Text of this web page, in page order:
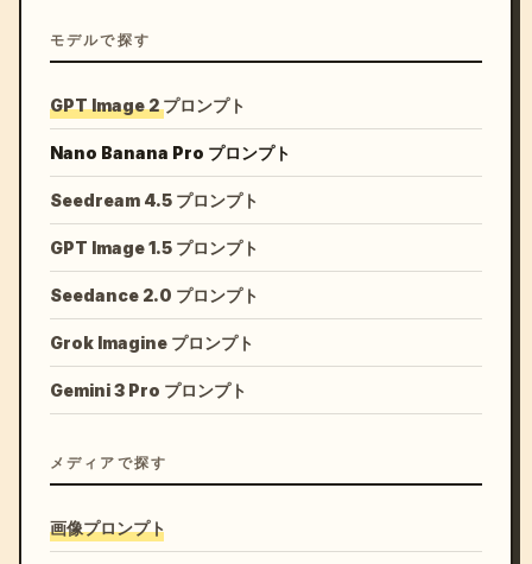
モデルで探す
GPT Image 2 プロンプト
Nano Banana Pro プロンプト
Seedream 4.5 プロンプト
GPT Image 1.5 プロンプト
Seedance 2.0 プロンプト
Grok Imagine プロンプト
Gemini 3 Pro プロンプト
メディアで探す
画像プロンプト